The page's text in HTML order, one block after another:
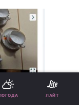
ЛАЙТ